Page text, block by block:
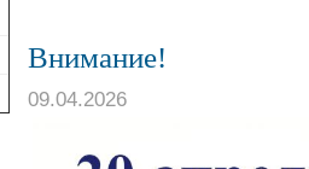
Внимание!
09.04.2026